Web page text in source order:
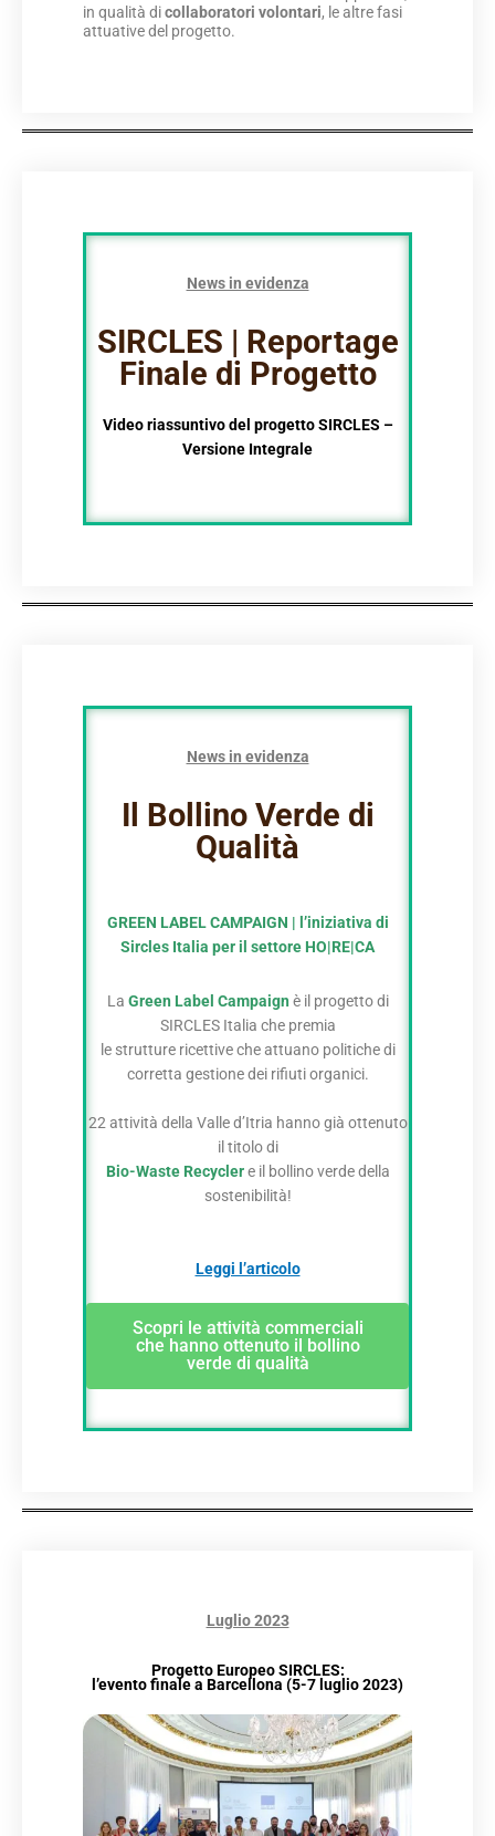
in qualità dicollaboratori volontari, le altre fasi
attuative del progetto.
News in evidenza
SIRCLES | Reportage
Finale di Progetto
Video riassuntivo del progetto SIRCLES –
Versione Integrale
News in evidenza
Il Bollino Verde di
Qualità
GREEN LABEL CAMPAIGN | l’iniziativa di
Sircles Italia per il settore HO|RE|CA
La Green Label Campaign è il progetto di
SIRCLES Italia che premia
le strutture ricettive che attuano politiche di
corretta gestione dei rifiuti organici.
22 attività della Valle d’Itria hanno già ottenuto
il titolo di
Bio-Waste Recyclere il bollino verde della
sostenibilità!
Leggi l’articolo
Scopri le attività commerciali
che hanno ottenuto il bollino
verde di qualità
Luglio 2023
Progetto Europeo SIRCLES:
l’evento finale a Barcellona (5-7 luglio 2023)